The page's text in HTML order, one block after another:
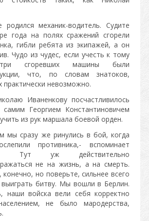
механик-водитель. Судите
года на полях сражений сгорели
гибли ребята из экипажей, а он
Чудо из чудес, если учесть к тому
сгоревших машины были
что, по словам знатоков,
практически невозможно.
Иваненкову посчастливилось
самим Георгием Константиновичем
из рук маршала боевой орден.
мы сразу же ринулись в бой, когда
противника,- вспоминает
Тут уж действительно
не на жизнь, а на смерть.
но поверьте, сильнее всего
битву. Мы вошли в Берлин.
наши войска вели себя корректно
не было мародерства,